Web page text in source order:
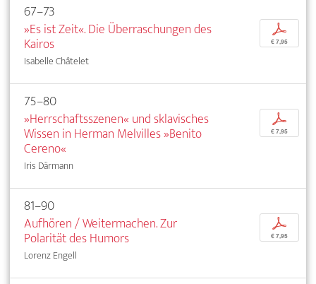
67–73
»Es ist Zeit«. Die Überraschungen des
Kairos
Isabelle Châtelet
p
€ 7,95
75–80
»Herrschaftsszenen« und sklavisches
Wissen in Herman Melvilles »Benito
Cereno«
Iris Därmann
p
€ 7,95
81–90
Aufhören / Weitermachen. Zur
Polarität des Humors
Lorenz Engell
p
€ 7,95